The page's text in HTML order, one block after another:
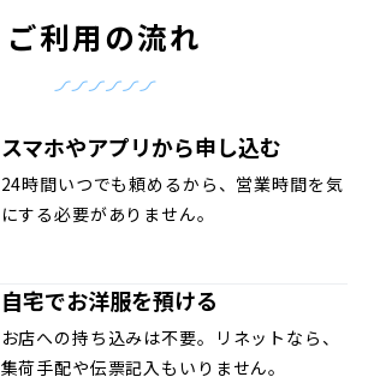
ご利用の流れ
スマホやアプリから申し込む
24時間いつでも頼めるから、営業時間を気
にする必要がありません。
自宅でお洋服を預ける
お店への持ち込みは不要。リネットなら、
集荷手配や伝票記入もいりません。